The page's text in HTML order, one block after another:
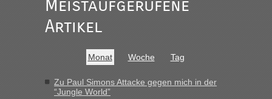
Ist korrekt, aber ich finde man hätte trotzdem im Text gleich
darauf hinweisen können.
War aber nicht "böse" gemeint ...
buchbar - warum auch immer ...
Hab´s versucht - bekomme aber immer angezeigt "auf dieser
Strecke fahren wir nicht"
Meistaufgerufene
Artikel
Monat Woche Tag
Zu Paul Simons Attacke gegen mich in der
“Jungle World”